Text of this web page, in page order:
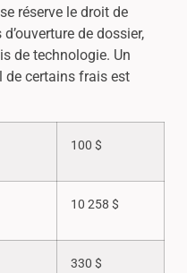
réserve le droit de
de dossier,
de technologie. Un
de certains frais est
100 $
10 258 $
330 $